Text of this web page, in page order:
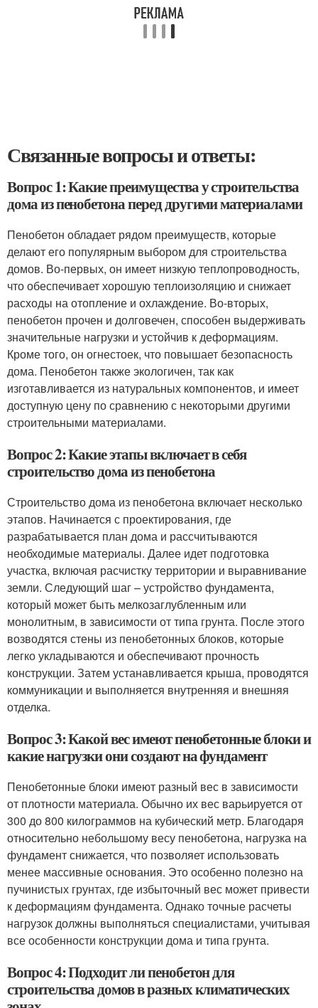
Связанные вопросы и ответы:
Вопрос 1: Какие преимущества у строительства
дома из пенобетона перед другими материалами
Пенобетон обладает рядом преимуществ, которые
делают его популярным выбором для строительства
домов. Во-первых, он имеет низкую теплопроводность,
что обеспечивает хорошую теплоизоляцию и снижает
расходы на отопление и охлаждение. Во-вторых,
пенобетон прочен и долговечен, способен выдерживать
значительные нагрузки и устойчив к деформациям.
Кроме того, он огнестоек, что повышает безопасность
дома. Пенобетон также экологичен, так как
изготавливается из натуральных компонентов, и имеет
доступную цену по сравнению с некоторыми другими
строительными материалами.
Вопрос 2: Какие этапы включает в себя
строительство дома из пенобетона
Строительство дома из пенобетона включает несколько
этапов. Начинается с проектирования, где
разрабатывается план дома и рассчитываются
необходимые материалы. Далее идет подготовка
участка, включая расчистку территории и выравнивание
земли. Следующий шаг – устройство фундамента,
который может быть мелкозаглубленным или
монолитным, в зависимости от типа грунта. После этого
возводятся стены из пенобетонных блоков, которые
легко укладываются и обеспечивают прочность
конструкции. Затем устанавливается крыша, проводятся
коммуникации и выполняется внутренняя и внешняя
отделка.
Вопрос 3: Какой вес имеют пенобетонные блоки и
какие нагрузки они создают на фундамент
Пенобетонные блоки имеют разный вес в зависимости
от плотности материала. Обычно их вес варьируется от
300 до 800 килограммов на кубический метр. Благодаря
относительно небольшому весу пенобетона, нагрузка на
фундамент снижается, что позволяет использовать
менее массивные основания. Это особенно полезно на
пучинистых грунтах, где избыточный вес может привести
к деформациям фундамента. Однако точные расчеты
нагрузок должны выполняться специалистами, учитывая
все особенности конструкции дома и типа грунта.
Вопрос 4: Подходит ли пенобетон для
строительства домов в разных климатических